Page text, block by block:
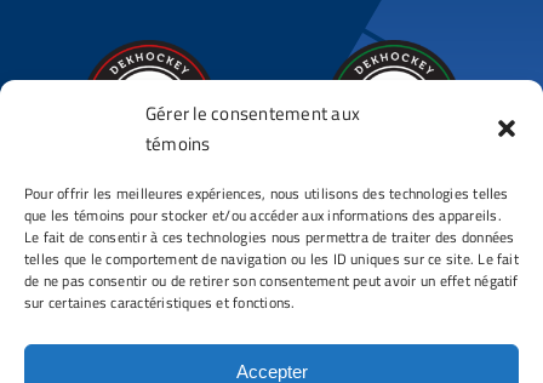
Gérer le consentement aux
témoins
Pour offrir les meilleures expériences, nous utilisons des technologies telles
que les témoins pour stocker et/ou accéder aux informations des appareils.
Le fait de consentir à ces technologies nous permettra de traiter des données
telles que le comportement de navigation ou les ID uniques sur ce site. Le fait
de ne pas consentir ou de retirer son consentement peut avoir un effet négatif
sur certaines caractéristiques et fonctions.
Accepter
Complexe DDLC
Chauveau
3850 Avenue Chauveau
Québec (Québec)
G2C 1A1
Complexe DDLC
St-Augustin
190, Route 138
G3A 0G2